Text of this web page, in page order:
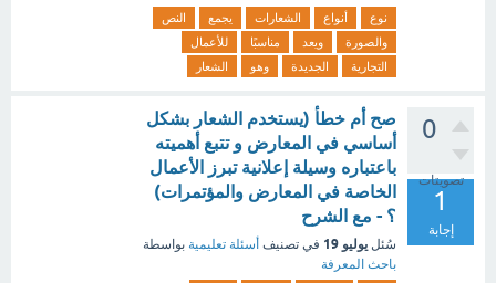
نوع أنواع الشعارات يجمع
النص
والصورة
ويعد مناسبًا
للأعمال
التجارية
الجديدة وهو الشعار
0
تصويتات
1
إجابة
صح أم خطأ (يستخدم الشعار بشكل
أساسي في المعارض و تتبع أهميته
باعتباره وسيلة إعلانية تبرز الأعمال
الخاصة في المعارض والمؤتمرات)
؟ - مع الشرح
سُئل يوليو 19 في تصنيف أسئلة تعليمية بواسطة
باحث المعرفة